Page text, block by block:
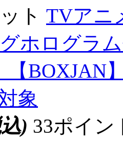
ト TVアニ
ホログラ
【
象
) 33ポイ